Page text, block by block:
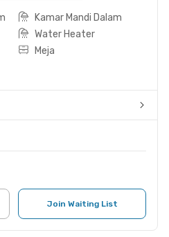
Kamar Mandi Dalam
Water Heater
Meja
Join Waiting List